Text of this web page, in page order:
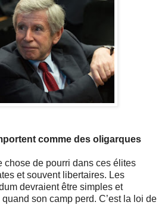
comme des oligarques
chose de pourri dans ces élites
et souvent libertaires. Les
devraient être simples et
son camp perd. C’est la loi de